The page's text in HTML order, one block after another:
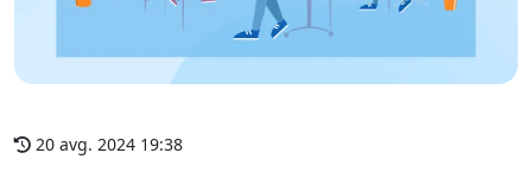
20 avg. 2024 19:38